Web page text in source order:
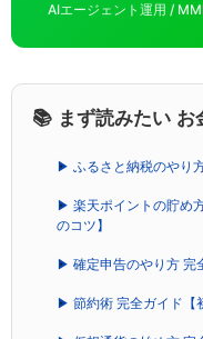
AIエージェント運用 /
📚 まず読みたい お
▶ ふるさと納税のやり
▶ 楽天ポイントの貯め
のコツ】
▶ 確定申告のやり方 完
▶ 節約術 完全ガイド【